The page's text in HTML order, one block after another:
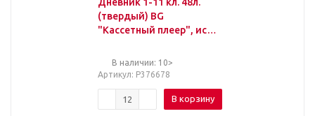
(твердый) BG
"Кассетный плеер", иск.
фольгой, ляссе
В наличии: 10>
Артикул: Р376678
В корзину